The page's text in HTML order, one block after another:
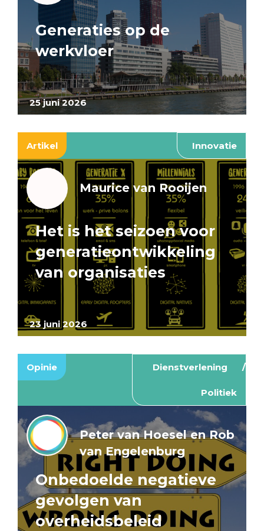
25 juni 2026
Generaties op de
werkvloer
Artikel Innovatie
23 juni 2026
Maurice van Rooijen
Het is het seizoen voor
generatieontwikkeling
van organisaties
Opinie Dienstverlening
Politiek
Peter van Hoesel en Rob
van Engelenburg
Onbedoelde negatieve
gevolgen van
overheidsbeleid